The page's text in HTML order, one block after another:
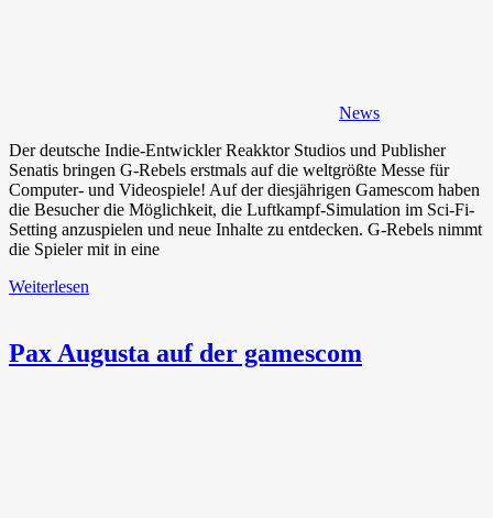
News
Der deutsche Indie-Entwickler Reakktor Studios und Publisher
Senatis bringen G-Rebels erstmals auf die weltgrößte Messe für
Computer- und Videospiele! Auf der diesjährigen Gamescom haben
die Besucher die Möglichkeit, die Luftkampf-Simulation im Sci-Fi-
Setting anzuspielen und neue Inhalte zu entdecken. G-Rebels nimmt
die Spieler mit in eine
Weiterlesen
Pax Augusta auf der gamescom